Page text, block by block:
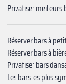
Privatiser meilleurs
Réserver bars à
Réserver bars à
Privatiser bars
Les bars les plus